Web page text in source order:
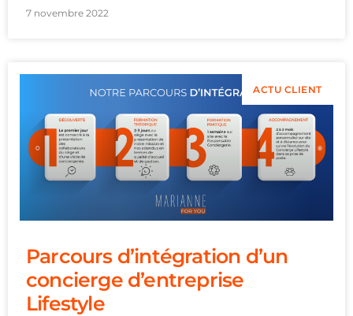
7 novembre 2022
ACTU CLIENT
Parcours d’intégration d’un
concierge d’entreprise
Lifestyle